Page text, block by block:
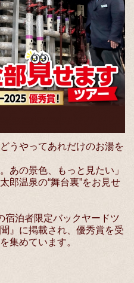
うやってあれだけのお湯を
あの景色、もっと見たい」
郎温泉の“舞台裏”をお見せ
宿泊者限定バックヤードツ
』に掲載され、優秀賞を受
集めています。